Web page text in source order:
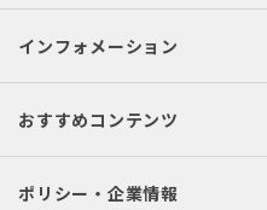
インフォメーション
おすすめコンテンツ
ポリシー・企業情報